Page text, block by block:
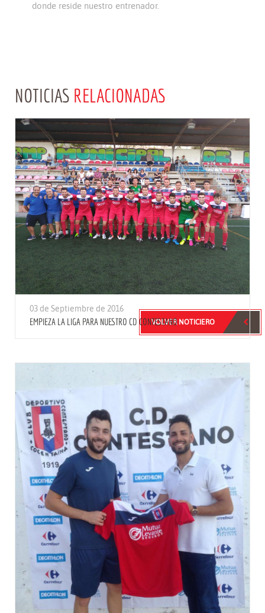
VOLVER NOTICIERO
donde reside nuestro entrenador.
NOTICIAS RELACIONADAS
03 de Septiembre de 2016
EMPIEZA LA LIGA PARA NUESTRO CD CONTESTANO